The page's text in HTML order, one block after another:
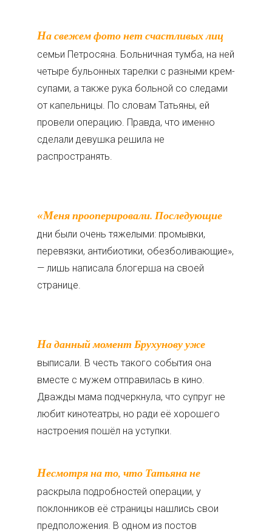
На свежем фото нет счастливых лиц
семьи Петросяна. Больничная тумба, на ней
четыре бульонных тарелки с разными крем-
супами, а также рука больной со следами
от капельницы. По словам Татьяны, ей
провели операцию. Правда, что именно
сделали девушка решила не
распространять.
«Меня прооперировали. Последующие
дни были очень тяжелыми: промывки,
перевязки, антибиотики, обезболивающие»,
— лишь написала блогерша на своей
странице.
На данный момент Брухунову уже
выписали. В честь такого события она
вместе с мужем отправилась в кино.
Дважды мама подчеркнула, что супруг не
любит кинотеатры, но ради её хорошего
настроения пошёл на уступки.
Несмотря на то, что Татьяна не
раскрыла подробностей операции, у
поклонников её страницы нашлись свои
предположения. В одном из постов